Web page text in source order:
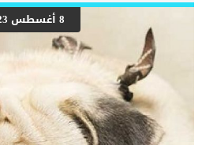
من اى اسلاك او حبال معلقة مثل احبال
حتى لا تقوم القطة بالأكل من القمامة.
8 أغسطس 2023